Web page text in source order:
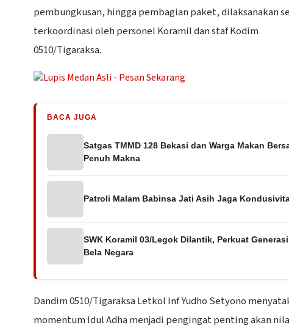
pembungkusan, hingga pembagian paket, dilaksanakan
terkoordinasi oleh personel Koramil dan staf Kodim
0510/Tigaraksa.
BACA JUGA
Satgas TMMD 128 Bekasi dan Warga Makan
Penuh Makna
Patroli Malam Babinsa Jati Asih Jaga
SWK Koramil 03/Legok Dilantik, Perkuat
Bela Negara
‎Dandim 0510/Tigaraksa Letkol Inf Yudho Setyono
momentum Idul Adha menjadi pengingat penting akan